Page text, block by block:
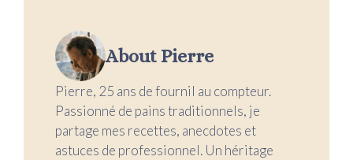
About Pierre
Pierre, 25 ans de fournil au compteur.
Passionné de pains traditionnels, je
partage mes recettes, anecdotes et
astuces de professionnel. Un héritage